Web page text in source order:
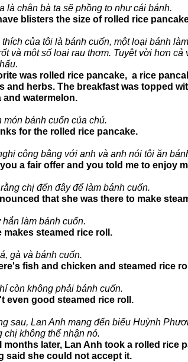
là chân bà ta sẽ phồng to như cái bánh.
blisters the size of rolled rice
của tôi là bánh cuốn, một loại bánh
và một số loại rau thơm. Tuyệt vời hơn
was rolled rice pancake, a rice
and herbs. The breakfast was topped
and watermelon.
món bánh cuốn của chú.
for the rolled rice pancake.
công bằng với anh và anh nói tôi ăn
you a fair offer and you told me to enjoy
chị đến đây để làm bánh cuốn.
that she was there to make
làm bánh cuốn.
makes steamed rice roll.
gà và bánh cuốn.
fish and chicken and steamed rice
còn không phải bánh cuốn.
even good steamed rice roll.
sau, Lan Anh mang đến biếu Huỳnh
chị không thể nhận nó.
months later, Lan Anh took a rolled rice
said she could not accept it.